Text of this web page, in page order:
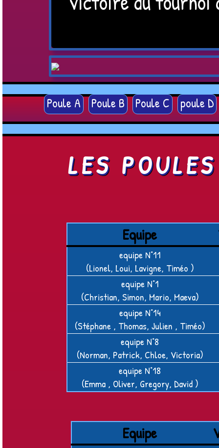
Poule A Poule B Poule C poule D
LES
Equipe
equipe N°11
(Lionel, Loui, Lavigne, Timéo )
equipe N°1
(Christian, Simon, Mario, Maeva)
equipe N°14
(Stéphane , Thomas, Julien , Timéo)
equipe N°8
(Norman, Patrick, Chloe, Victoria)
equipe N°18
(Emma , Oliver, Gregory, David )
Equipe